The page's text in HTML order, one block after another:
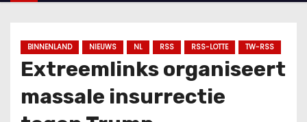
BINNENLAND NIEUWS NL RSS RSS-LOTTE TW-RSS
Extreemlinks organiseert
massale insurrectie